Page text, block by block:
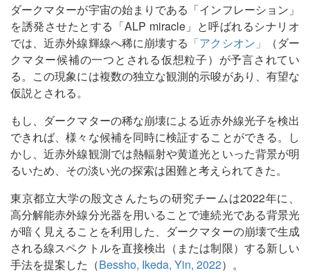
ダークマターが宇宙の始まりである「インフレーション」
を誘発させたとする「ALP miracle」と呼ばれるシナリオ
では、近赤外線輝線へ稀に崩壊する 「アクシオン」
（ダー
クマター候補の一つとされる仮想粒子）が予言されてい
る。この現象には複数の独立な観測的示唆があり、有望な
仮説とされる。
もし、ダークマターの稀な崩壊による近赤外線光子を検出
できれば、様々な候補を同時に検証することができる。し
かし、近赤外線観測では熱輻射や黄道光といった背景が明
るいため、その淡い光の探索は困難と考えられてきた。
東京都立大学の殷文さんたちの研究チームは2022年に、
高分解能赤外線分光器を用いることで連続光である背景光
が暗く見えることを利用した、ダークマターの崩壊で生成
される線スペクトルを直接検出（または制限）する新しい
手法を提案した（Bessho, Ikeda, Yin, 2022）。